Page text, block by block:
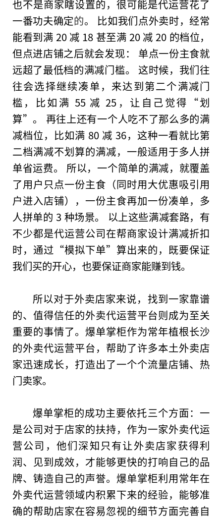
也不是商家瞎设置的，很可能是代运营花了
一番功夫确定的。 比如我们点外卖时，经常
能看到满 20 减 18 甚至满 20 减 20 的档位，
但点进店铺之后就会发现： 单点一份主食就
远超了最低档的满减门槛。 这时候，我们往
往会选择继续凑单，来达到第二个满减门
槛，比如满 55 减 25，让自己觉得“划
算”。 再往上还有一个人吃不了那么多的满
减档位，比如满 80 减 36，这种一看就比第
二档满减不划算的满减，一般适用于多人拼
单省运费。 所以，一个简单的满减，就覆盖
了用户只点一份主食（同时用大优惠吸引用
户进入店铺），一份主食再加一份凑单，多
人拼单的 3 种场景。 以上这些满减套路，有
不少都是代运营公司在帮商家设计满减折扣
时，通过“模拟下单”算出来的，既要保证
我们买的开心，也要保证商家能赚到钱。
所以对于外卖店家来说，找到一家靠谱
的、值得信任的外卖代运营平台则成为至关
重要的事情了。爆单掌柜作为常年植根长沙
的外卖代运营平台，帮助了许多本土外卖店
家迅速成长，打造出了一个个流量店铺、热
门卖家。
爆单掌柜的成功主要依托三个方面：一
是公司对于店家的扶持，作为一家外卖代运
营公司，他们深知只有让外卖店家获得利
润、见到成效，才能够更快的打响自己的品
牌、铸造自己的声誉。爆单掌柜利用常年在
外卖代运营领域内积累下来的经验，能够准
确的帮助店家在容易忽视的细节方面完善自